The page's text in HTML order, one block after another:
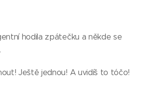
hodila zpátečku a někde se
Ještě jednou! A uvidíš to tóčo!